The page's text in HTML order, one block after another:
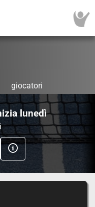
giocatori
lunedì